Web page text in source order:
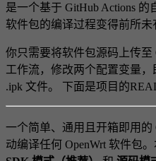
是一个基于 GitHub Actions 的
软件包的编译过程变得前所未
你只需要将软件包源码上传
工作流，修改两个配置变量
.ipk 文件。 下面是项目的
一个简单、通用且开箱即用的
动编译任何 OpenWrt 软件包